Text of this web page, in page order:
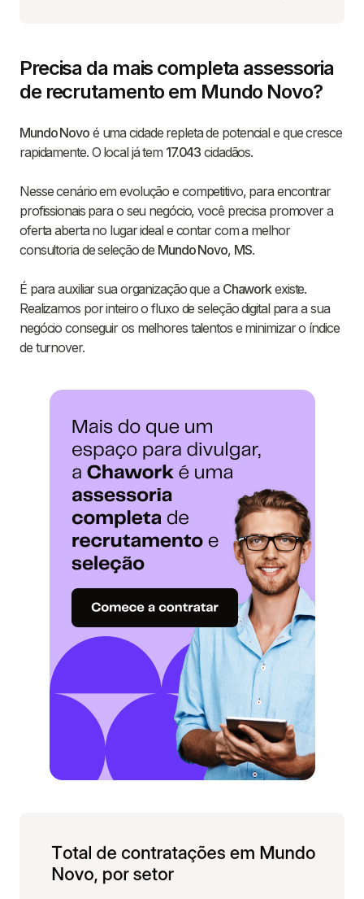
Precisa da mais completa assessoria
de recrutamento em Mundo Novo?
Mundo Novoé uma cidade repleta de potencial e que cresce
rapidamente. O local já tem 17.043 cidadãos.
Nesse cenário em evolução e competitivo, para encontrar
profissionais para o seu negócio, você precisa promover a
oferta aberta no lugar ideal e contar com a melhor
consultoria de seleção de Mundo Novo, MS.
É para auxiliar sua organização que a Chaworkexiste.
Realizamos por inteiro o fluxo de seleção digital para a sua
negócio conseguir os melhores talentos e minimizar o índice
de turnover.